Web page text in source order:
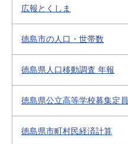
広報とくしま
徳島市の人口・世帯数
徳島県人口移動調査 年報
徳島県公立高等学校募集定員
徳島県市町村民経済計算